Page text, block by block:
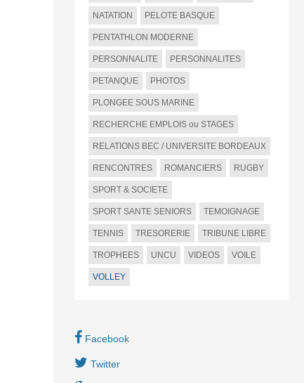
NATATION PELOTE BASQUE
PENTATHLON MODERNE
PERSONNALITE PERSONNALITES
PETANQUE PHOTOS
PLONGEE SOUS MARINE
RECHERCHE EMPLOIS ou STAGES
RELATIONS BEC / UNIVERSITE BORDEAUX
RENCONTRES ROMANCIERS RUGBY
SPORT & SOCIETE
SPORT SANTE SENIORS TEMOIGNAGE
TENNIS TRESORERIE TRIBUNE LIBRE
TROPHEES UNCU VIDEOS VOILE
VOLLEY
Facebook
Twitter